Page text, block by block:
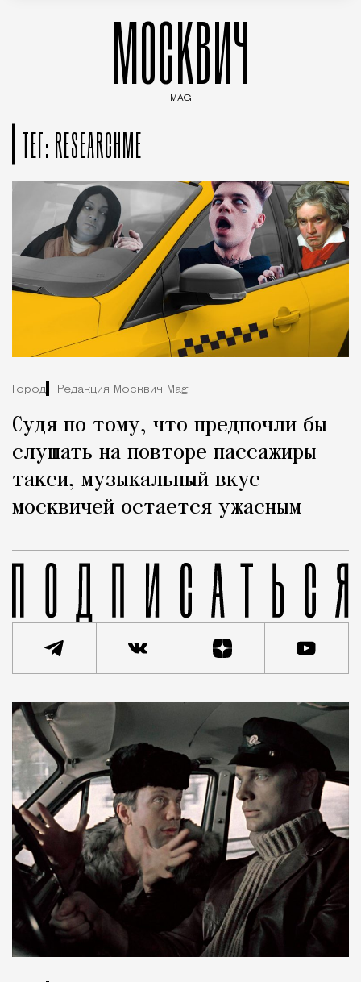
МОСКВИЧ
MAG
ТЕГ: RESEARCHME
Город Редакция Москвич Mag
Судя по тому, что предпочли бы
слушать на повторе пассажиры
такси, музыкальный вкус
москвичей остается ужасным